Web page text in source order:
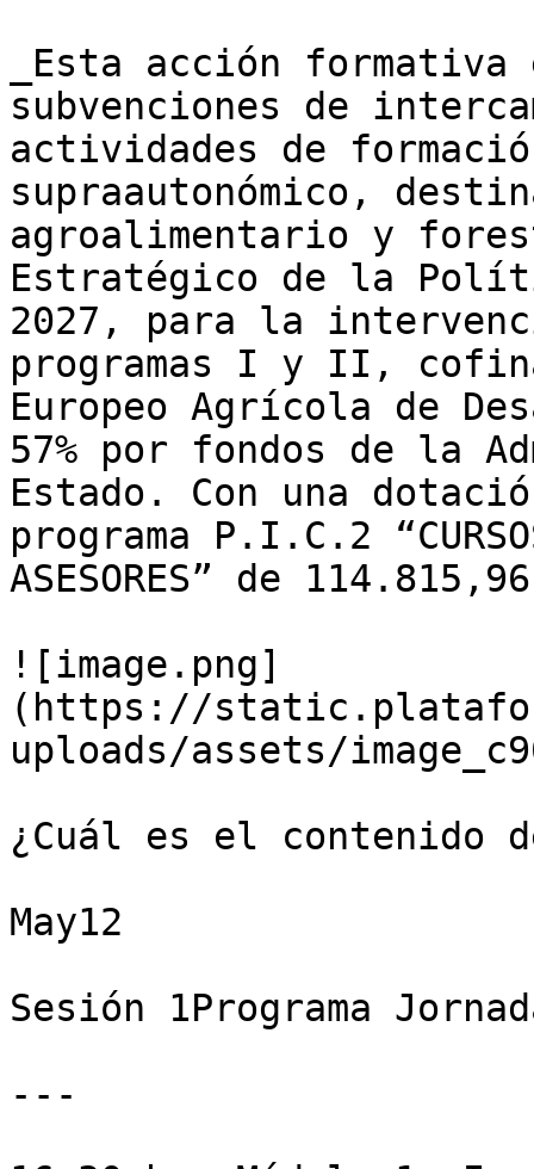
_Esta acción
subvenciones de
actividades de
supraautonómico,
agroalimentario y
Estratégico de la
2027, para la
programas I y II,
Europeo Agrícola de
57% por fondos de la
Estado. Con una
programa P.I.C.2
ASESORES” de
![image.png]
(https://
uploads/assets/
¿Cuál es el contenido
May12
Sesión 1Programa
---